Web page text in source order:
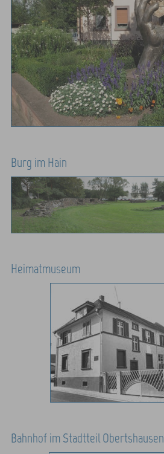
Burg im Hain
Heimatmuseum
Bahnhof im Stadtteil Obertshausen